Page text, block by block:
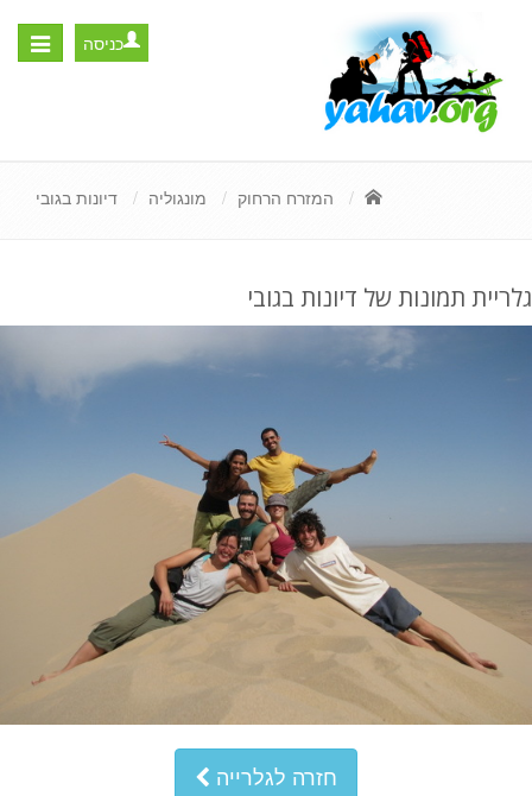
Toggle
כניסה
המזרח הרחוק מונגוליה דיונות בגובי
גלריית תמונות של דיונות בגובי
חזרה לגלרייה